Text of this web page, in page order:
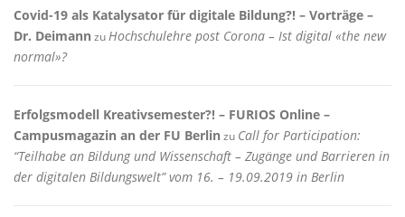
Covid-19 als Katalysator für digitale Bildung?! – Vorträge –
Dr. Deimann zuHochschulehre post Corona – Ist digital «the new
normal»?
Erfolgsmodell Kreativsemester?! – FURIOS Online –
Campusmagazin an der FU Berlin zu Call for Participation:
“Teilhabe an Bildung und Wissenschaft – Zugänge und Barrieren in
der digitalen Bildungswelt” vom 16. – 19.09.2019 in Berlin